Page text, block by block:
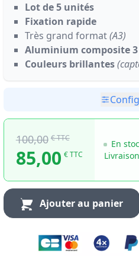
Lot de 5 unités
Fixation rapide
Très grand format(A3)
Aluminium composite
Couleurs brillantes
100,00 € TTC
85,00 € TTC
En
Ajouter au panier